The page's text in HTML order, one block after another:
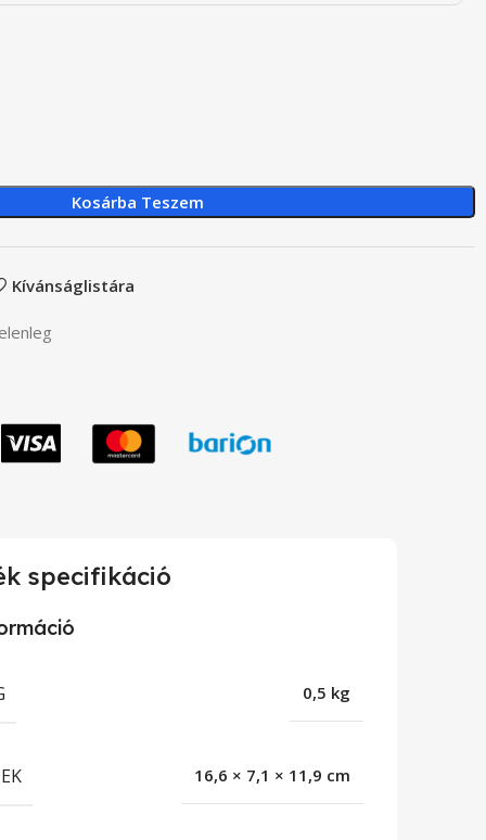
Kosárba Teszem
Kívánságlistára
specifikáció
0,5 kg
16,6 × 7,1 × 11,9 cm